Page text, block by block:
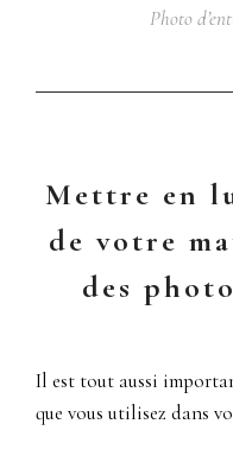
Photo
Mettre en
de votre
des
Il est tout aussi
que vous utilisez dans